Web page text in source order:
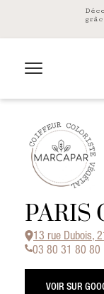
PARIS
13 rue Dubois,
03 80 31 80 80
VOIR SUR